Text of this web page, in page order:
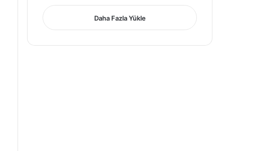
Daha Fazla Yükle